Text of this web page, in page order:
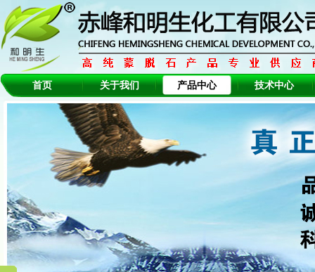
首页 关于我们 产品中心 技术中心